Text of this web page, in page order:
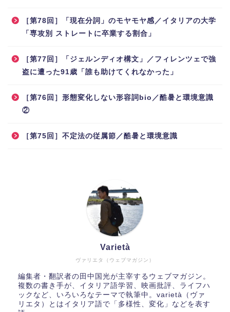
［第78回］「現在分詞」のモヤモヤ感／イタリアの大学
「専攻別 ストレートに卒業する割合」
［第77回］「ジェルンディオ構文」／フィレンツェで強
盗に遭った91歳「誰も助けてくれなかった」
［第76回］形態変化しない形容詞bio／酷暑と環境意識
②
［第75回］不定法の従属節／酷暑と環境意識
ヴァリエタ（ウェブマガジン）
Varietà
編集者・翻訳者の田中国光が主宰するウェブマガジン。
複数の書き手が、イタリア語学習、映画批評、ライフハ
ックなど、いろいろなテーマで執筆中。varietà（ヴァ
リエタ）とはイタリア語で「多様性、変化」などを表す